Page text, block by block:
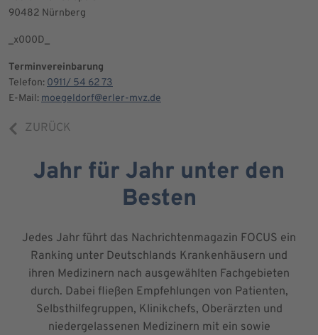
90482 Nürnberg
_x000D_
Terminvereinbarung
Telefon: 0911/ 54 62 73
E-Mail: moegeldorf@erler-mvz.de
ZURÜCK
Jahr für Jahr unter den
Besten
Jedes Jahr führt das Nachrichtenmagazin FOCUS ein
Ranking unter Deutschlands Krankenhäusern und
ihren Medizinern nach ausgewählten Fachgebieten
durch. Dabei fließen Empfehlungen von Patienten,
Selbsthilfegruppen, Klinikchefs, Oberärzten und
niedergelassenen Medizinern mit ein sowie